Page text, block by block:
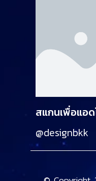
สแกนเพื่อแอ
@designbkk